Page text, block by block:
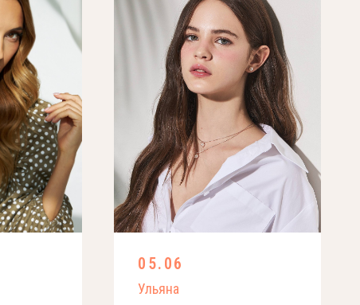
05.06
Ульяна